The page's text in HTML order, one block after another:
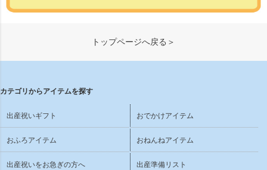
トップページへ戻る＞
カテゴリからアイテムを探す
出産祝いギフト おでかけアイテム
おふろアイテム おねんねアイテム
出産祝いをお急ぎの方へ 出産準備リスト